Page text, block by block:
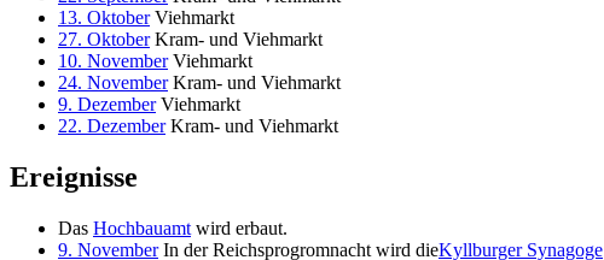
13. OktoberViehmarkt
27. OktoberKram- und Viehmarkt
10. NovemberViehmarkt
24. NovemberKram- und Viehmarkt
9. DezemberViehmarkt
22. DezemberKram- und Viehmarkt
Ereignisse
Das Hochbauamt wird erbaut.
9. NovemberIn der Reichsprogromnacht wird dieKyllburger Synagoge